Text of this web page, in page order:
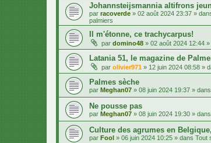
Johannsteijsmannia altifrons
par racoverde » 02 août 2024 23:37 »
palmiers
Il m'étonne, ce trachycarpus!
par domino48 » 02 août 2024 12:44 »
Latania 51, le magazine de
par olivier971 » 12 juin 2024 08:58 »
Palmes sèche
par Meghan07 » 08 juin 2024 19:37 » dans
Ne pousse pas
par Meghan07 » 08 juin 2024 19:30 » dans
Culture des agrumes en
par Fool » 06 juin 2024 10:25 » dans Tout